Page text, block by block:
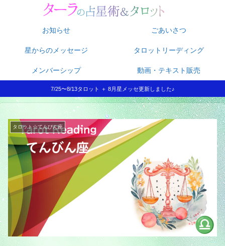
お知らせ ごあいさつ
星からのメッセージ タロットリーディング
メンバーシップ 動画・テキスト販売
7/25〜8/13タロット ＋ 8月星メッセ更新しました♪
タロット☆てんびん座